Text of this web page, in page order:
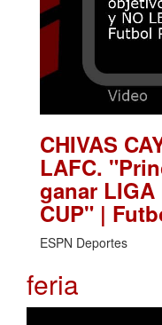
CHIVAS
LAFC.
ganar LIGA
CUP" |
ESPN Deportes
feria